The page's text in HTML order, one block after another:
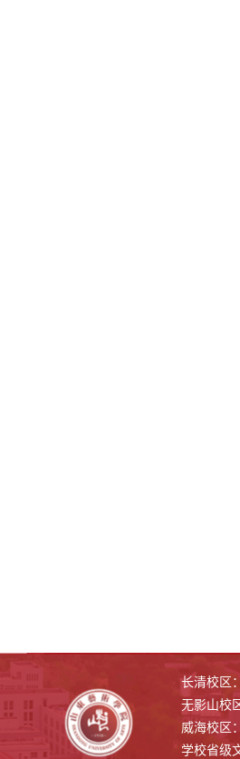
长清校区
无影山校
威海校区
学校省级